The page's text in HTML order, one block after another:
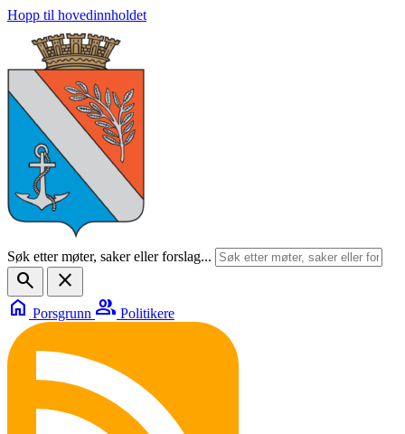
Hopp til hovedinnholdet
Søk etter møter, saker eller forslag...
search
close
home Porsgrunn group Politikere